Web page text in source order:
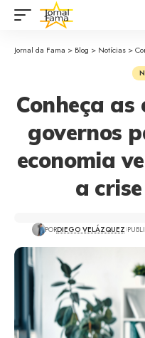
Jornal da Fama > Blog > Notícias >
Conheça
governos
economia
a
PORDIEGO VELÁZQUEZ